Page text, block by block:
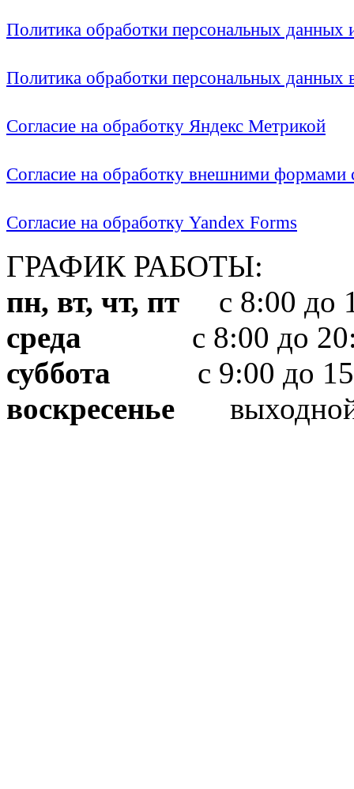
Политика обработки персональных
Политика обработки персональных
Согласие на обработку Яндекс Метрикой
Согласие на обработку внешними формами
Согласие на обработку Yandex Forms
ГРАФИК РАБОТЫ:
пн, вт, чт, пт с 8:00 до
среда с 8:00 до
суббота с 9:00 до
воскресенье